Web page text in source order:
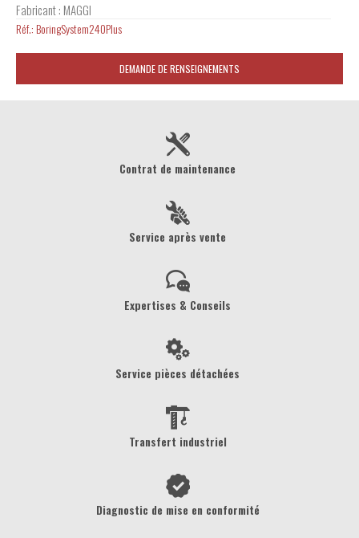
Fabricant : MAGGI
Réf.: BoringSystem240Plus
DEMANDE DE RENSEIGNEMENTS
Contrat de maintenance
Service après vente
Expertises & Conseils
Service pièces détachées
Transfert industriel
Diagnostic de mise en conformité